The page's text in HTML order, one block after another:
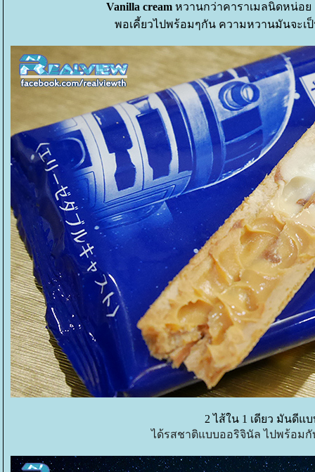
Vanilla creamหวานกว่าคาราเมลนิดหน่อ
พอเคี้ยวไปพร้อมๆกัน ความหวานมันจะ
2 ไส้ใน 1 เดียว มันดีแบ
ได้รสชาติแบบออริจินัล ไปพร้อม